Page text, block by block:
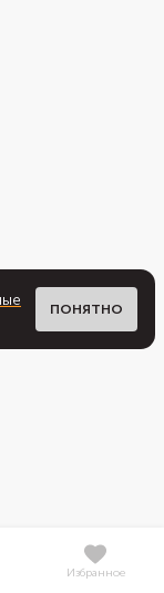
ПОНЯТНО
Избранное